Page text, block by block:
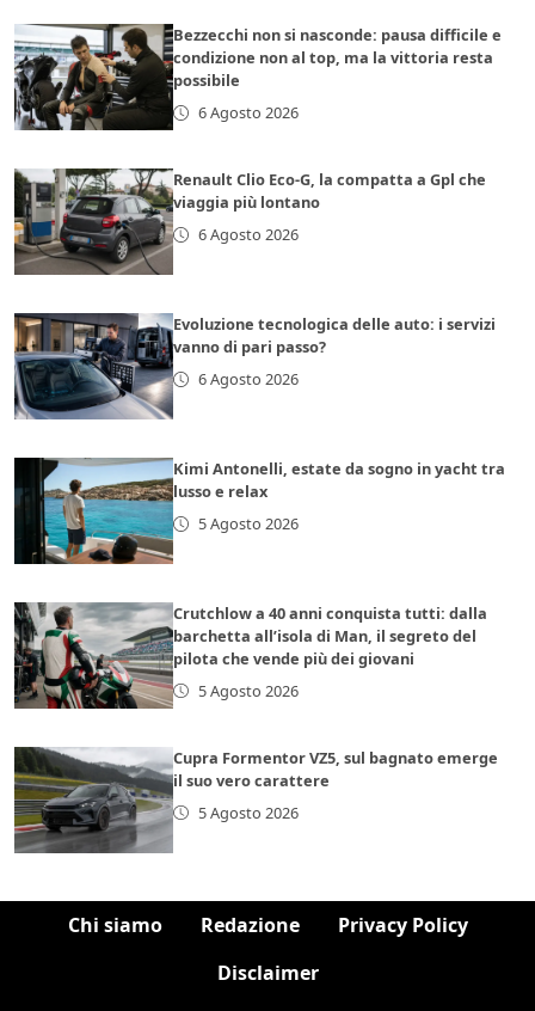
Bezzecchi non si nasconde: pausa difficile e
condizione non al top, ma la vittoria resta
possibile
6 Agosto 2026
Renault Clio Eco-G, la compatta a Gpl che
viaggia più lontano
6 Agosto 2026
Evoluzione tecnologica delle auto: i servizi
vanno di pari passo?
6 Agosto 2026
Kimi Antonelli, estate da sogno in yacht tra
lusso e relax
5 Agosto 2026
Crutchlow a 40 anni conquista tutti: dalla
barchetta all’isola di Man, il segreto del
pilota che vende più dei giovani
5 Agosto 2026
Cupra Formentor VZ5, sul bagnato emerge
il suo vero carattere
5 Agosto 2026
Chi siamo Redazione
Privacy Policy
Disclaimer